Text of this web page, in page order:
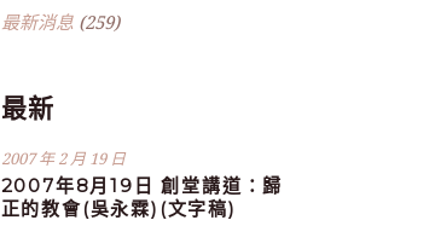
最新消息(259)
最新
2007 年 2 月 19 日
2007年8月19日 創堂講道：歸
正的教會(吳永霖)(文字稿)